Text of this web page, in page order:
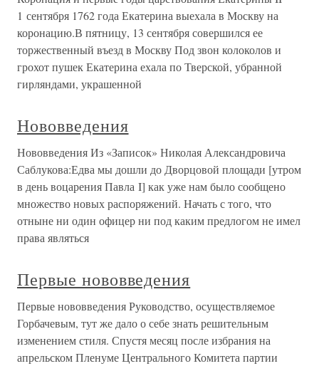
1 сентября 1762 года Екатерина выехала в Москву на
коронацию.В пятницу, 13 сентября совершился ее
торжественный въезд в Москву Под звон колоколов и
грохот пушек Екатерина ехала по Тверской, убранной
гирляндами, украшенной
Нововведения
Нововведения Из «Записок» Николая Александровича
Саблукова:Едва мы дошли до Дворцовой площади [утром
в день воцарения Павла I] как уже нам было сообщено
множество новых распоряжений. Начать с того, что
отныне ни один офицер ни под каким предлогом не имел
права являться
Первые нововведения
Первые нововведения Руководство, осуществляемое
Горбачевым, тут же дало о себе знать решительным
изменением стиля. Спустя месяц после избрания на
апрельском Пленуме Центрального Комитета партии